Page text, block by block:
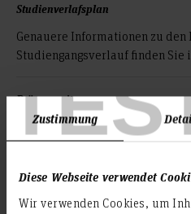
Zustimmung
Diese Webseite verwendet
Wir verwenden Cookies, um
Studienverlafsplan
Genauere Informationen zu
Studiengangsverlauf finden Sie
Präsenzzeiten
Semester 1 – 4, jeweils pro
13 Präsenztage á 8 Std. (in
zusätzlich: einzelne